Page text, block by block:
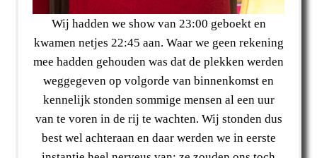
Wij hadden we show van 23:00 geboekt en
kwamen netjes 22:45 aan. Waar we geen rekening
mee hadden gehouden was dat de plekken werden
weggegeven op volgorde van binnenkomst en
kennelijk stonden sommige mensen al een uur
van te voren in de rij te wachten. Wij stonden dus
best wel achteraan en daar werden we in eerste